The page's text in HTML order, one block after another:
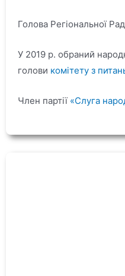
Голова Регіональної
У 2019 р. обраний
голови комітету з
Член партії «Слуга